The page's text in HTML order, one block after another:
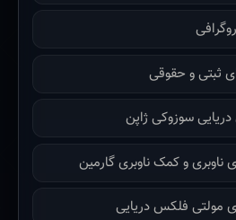
ثبتی و حقوقی
سوزوکی ژاپن
و کمک ناوبری گارمین
مولتی فلکس دریایی